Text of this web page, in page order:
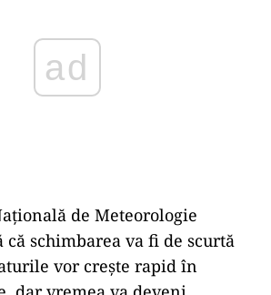
de Meteorologie
că schimbarea va fi de scurtă
vor crește rapid în